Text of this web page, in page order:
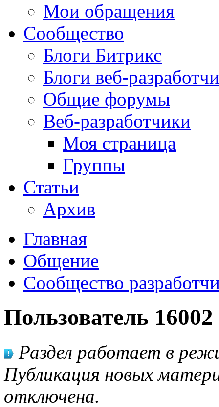
Мои обращения
Сообщество
Блоги Битрикс
Блоги веб-
Общие форумы
Веб-разработчики
Моя страница
Группы
Статьи
Архив
Главная
Общение
Сообщество
Пользователь 16002
Раздел работает в
Публикация новых
отключена.